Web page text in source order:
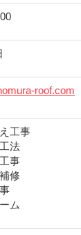
roof.com
工事
法
事
修
ム